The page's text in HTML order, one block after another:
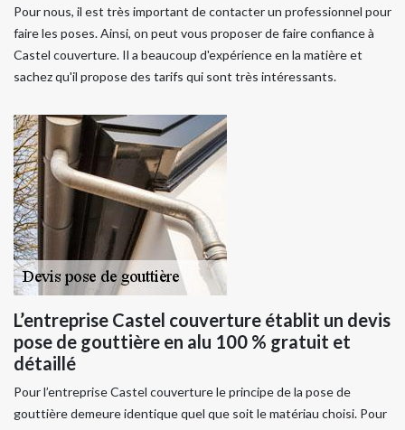
Pour nous, il est très important de contacter un professionnel pour
faire les poses. Ainsi, on peut vous proposer de faire confiance à
Castel couverture. Il a beaucoup d'expérience en la matière et
sachez qu'il propose des tarifs qui sont très intéressants.
L’entreprise Castel couverture établit un devis
pose de gouttière en alu 100 % gratuit et
détaillé
Pour l’entreprise Castel couverture le principe de la pose de
gouttière demeure identique quel que soit le matériau choisi. Pour